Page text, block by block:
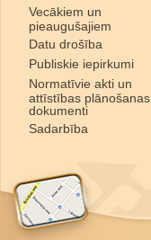
Vecākiem un
pieaugušajiem
Datu drošība
Publiskie iepirkumi
Normatīvie akti un
attīstības plānošanas
dokumenti
Sadarbība